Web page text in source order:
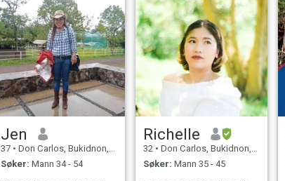
Jen
37 • Don Carlos, Bukidnon, Filippinene
Søker: Mann 34 - 54
Richelle
32 • Don Carlos, Bukidnon, Filippinene
Søker: Mann 35 - 45